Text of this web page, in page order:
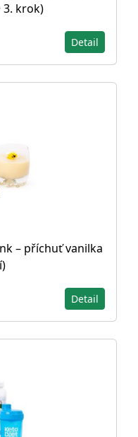
3. krok)
Detail
– příchuť vanilka
Detail